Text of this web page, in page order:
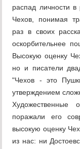
распад личности в
Чехов, понимая
раз в своих
оскорбительнее
Высокую оценку
но и писатели
"Чехов - это
утверждением
Художественные
поражали его
высокую оценку
из нас: ни